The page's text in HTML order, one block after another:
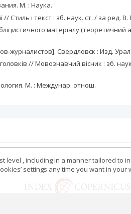
М. : Наука.
Стиль і текст : зб. наук. ст. / за ред.
матеріалу
журналистов]. Свердловск : Изд.
// Мовознавчий вісник : зб.
М. : Междунар. отнош.
, including in a manner tailored to
settings any time you want in